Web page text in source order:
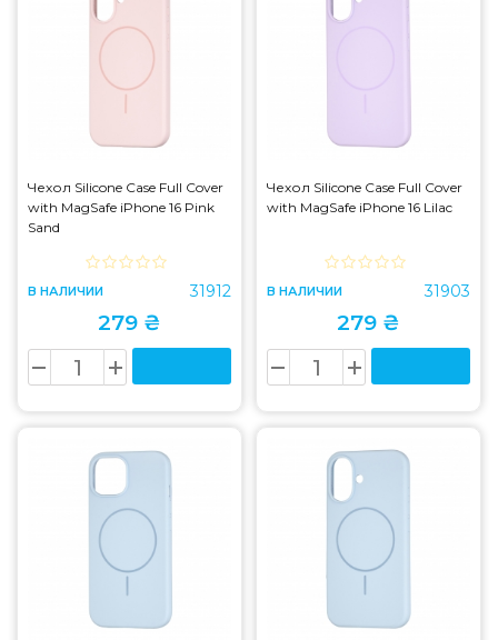
Чехол Silicone Case Full Cover
with MagSafe iPhone 16 Pink
Sand
В НАЛИЧИИ 31912
279 ₴
Чехол Silicone Case Full Cover
with MagSafe iPhone 16 Lilac
В НАЛИЧИИ 31903
279 ₴